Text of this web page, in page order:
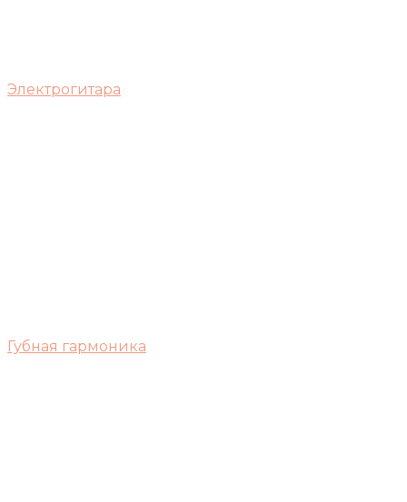
Электрогитара
Губная гармоника